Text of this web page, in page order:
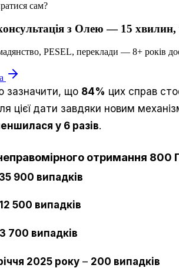
сам?
з Олею — 15 хвилин,
PESEL, переклади — 8+ років
зазначити, що 84% цих справ
цієї дати завдяки новим
у 6 разів.
отримання 800
900 випадків
12 500 випадків
3 700 випадків
2025 року – 200 випадків